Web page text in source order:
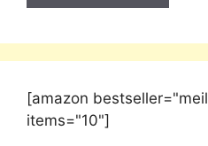
[amazon
items="10"]